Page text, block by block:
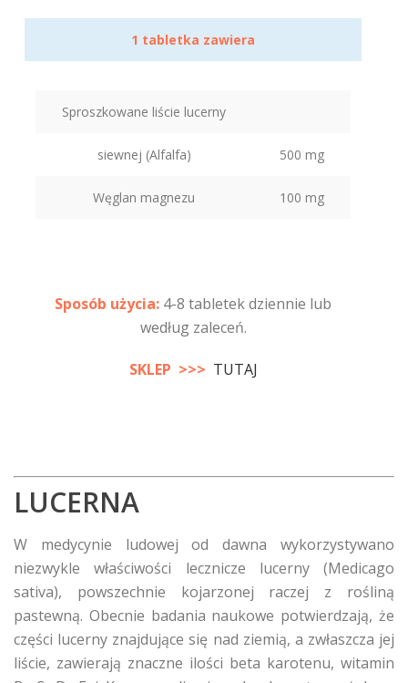
1 tabletka zawiera
Sproszkowane liście lucerny
siewnej (Alfalfa) 500 mg
Węglan magnezu 100 mg
Sposób użycia: 4-8 tabletek dziennie lub
według zaleceń.
SKLEP >>> TUTAJ
LUCERNA
W medycynie ludowej od dawna wykorzystywano
niezwykle właściwości lecznicze lucerny (Medicago
sativa), powszechnie kojarzonej raczej z rośliną
pastewną. Obecnie badania naukowe potwierdzają, że
części lucerny znajdujące się nad ziemią, a zwłaszcza jej
liście, zawierają znaczne ilości beta karotenu, witamin